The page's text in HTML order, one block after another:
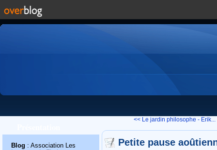
Blog : Association Les
<< Le jardin philosophe - Erik...
Petite pause